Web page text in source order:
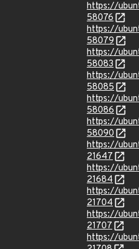
https://
58076
https://
58079
https://
58083
https://
58085
https://
58086
https://
58090
https://
21647
https://
21684
https://
21704
https://
21707
https://